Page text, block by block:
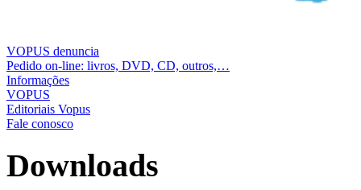
VOPUS denuncia
Pedido on-line: livros, DVD, CD, outros,…
Informações
VOPUS
Editoriais Vopus
Fale conosco
Downloads